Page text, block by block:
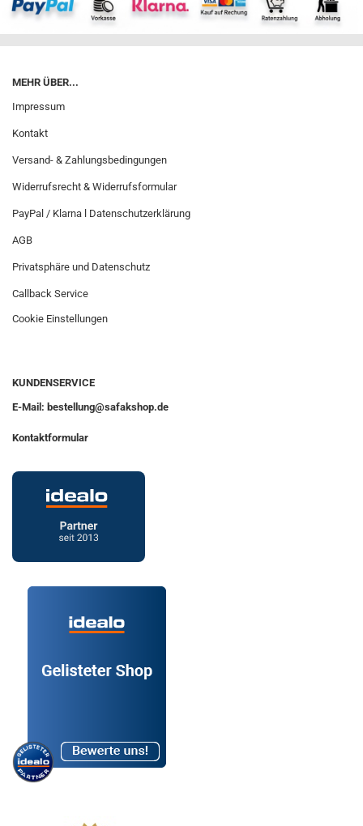
MEHR ÜBER...
Impressum
Kontakt
Versand- & Zahlungsbedingungen
Widerrufsrecht & Widerrufsformular
PayPal / Klarna l Datenschutzerklärung
AGB
Privatsphäre und Datenschutz
Callback Service
Cookie Einstellungen
KUNDENSERVICE
E-Mail: bestellung@safakshop.de
Kontaktformular